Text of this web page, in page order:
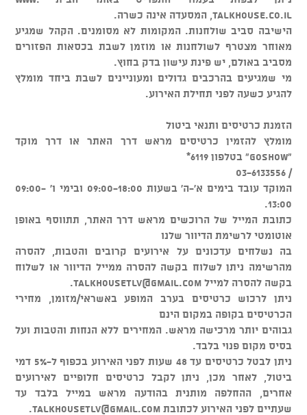
talkhouse.co.il, המסעדה אינה כשרה.
הישיבה סביב שולחנות. המקומות לא מסומנים. הקהל שמגיע
מאוחר מצטרף לשולחנות או מוזמן לשבת בכסאות הפזורים
מסביב באולם, יש פינת עישון בדק בחוץ.
מי שמגיעים בהרכבים גדולים ומעוניינים לשבת ביחד מומלץ
להגיע כשעה לפני תחילת האירוע.
הזמנת כרטיסים ותנאי ביטול
מומלץ להזמין כרטיסים מראש דרך האתר או דרך מוקד
"GOSHOW" בטלפון 6119*
/ 03-6133556
המוקד עובד בימים א'-ה' בשעות 09:00-18:00 ובימי ו' 09:00-
13:00.
כתובת המייל של הרוכשים מראש דרך האתר, תתווסף באופן
אוטומטי לרשימת הדיוור שלנו
בה נשלחים עדכונים על אירועים קרובים והטבות, להסרה
מהרשימה ניתן לשלוח בקשה להסרה ממייל הדיוור או לשלוח
בקשה להסרה למיילtalkhousetlv@gmail.com
.
ניתן לרכוש כרטיסים בערב המופע באשראי/מזומן, מחירי
הכרטיסים בקופה במקום הינם
גבוהים יותר מרכישה מראש. המחירים ללא הנחות והטבות ועל
בסיס מקום פנוי בלבד.
ניתן לבטל כרטיסים עד 48 שעות לפני האירוע בכפוף ל-5% דמי
ביטול, לאחר מכן, ניתן לקבל כרטיסים חלופיים לאירועים
אחרים, ההחלפה מותנית בהודעה מראש במייל בלבד עד
שעתיים לפני האירוע לכתובתtalkhousetlv@gmail.com
.